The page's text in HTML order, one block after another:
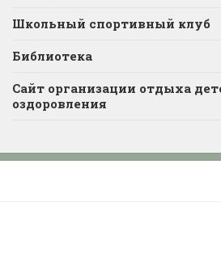
Школьный спортивный клуб
Библиотека
Сайт организации отдыха
оздоровления